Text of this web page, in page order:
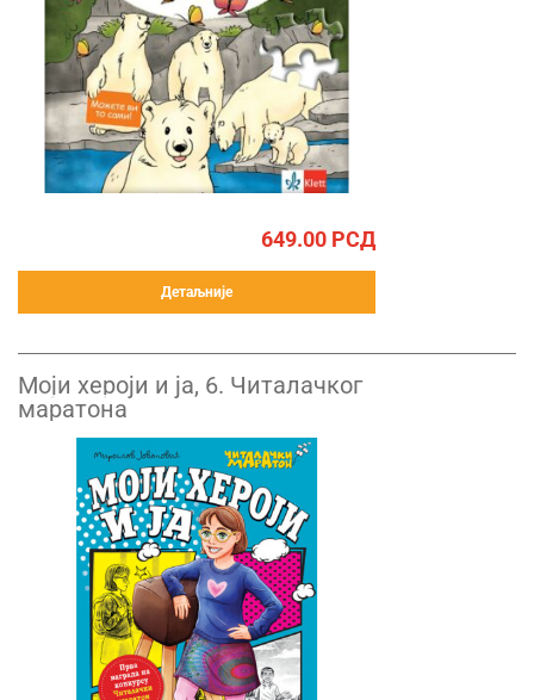
649.00 РСД
Детаљније
Моји хероји и ја, 6. Читалачког
маратона